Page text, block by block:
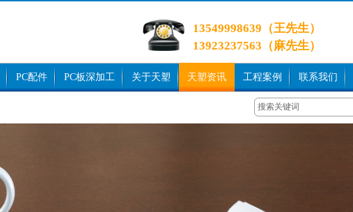
13549998639（王先生）
13923237563（麻先生）
PC配件 PC板深加工 关于天塑 天塑资讯 工程案例 联系我们